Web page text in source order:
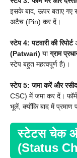
इसके बाद, ऊपर बताए गए
अटैच (Pin) कर दें।
स्टेप 4: पटवारी की रिपोर्ट
(Patwari) याग्राम
स्टेप बहुत महत्वपूर्ण है)।
स्टेप 5: जमा करें और
CSC) में जमा कर दें।
भूलें, क्योंकि बाद में
स्टेटस चेक
(Status